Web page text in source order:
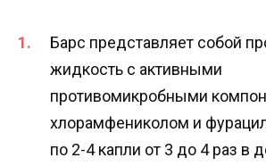
Барс представляет собой
жидкость с активными
противомикробными
хлорамфениколом и
по 2-4 капли от 3 до 4 раз в